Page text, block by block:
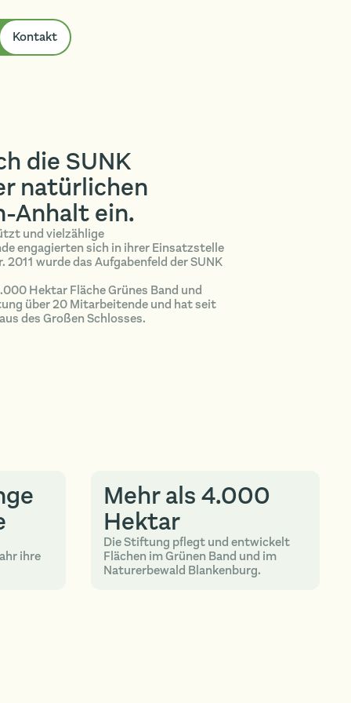
Kontakt
die SUNK
natürlichen
Anhalt ein.
und vielzählige
engagierten sich in ihrer Einsatzstelle
wurde das Aufgabenfeld der SUNK
Hektar Fläche Grünes Band und
über 20 Mitarbeitende und hat seit
des Großen Schlosses.
ihre
Mehr als 4.000
Hektar
Die Stiftung pflegt und entwickelt
Flächen im Grünen Band und im
Naturerbewald Blankenburg.